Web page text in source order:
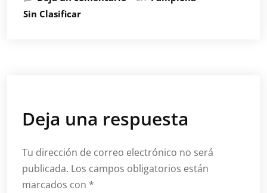
Sin Clasificar
Deja una respuesta
Tu dirección de correo electrónico no será
publicada. Los campos obligatorios están
marcados con *